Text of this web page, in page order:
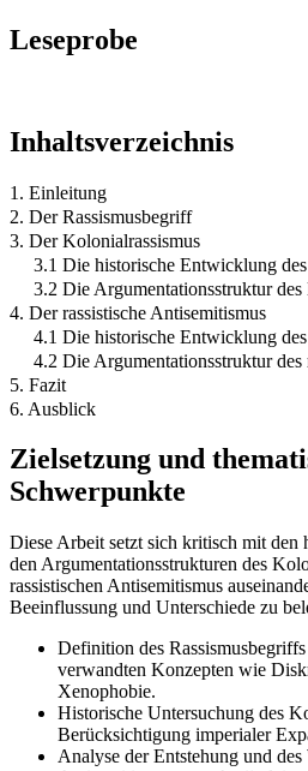
Leseprobe
Inhaltsverzeichnis
1. Einleitung
2. Der Rassismusbegriff
3. Der Kolonialrassismus
3.1 Die historische Entwicklung
3.2 Die Argumentationsstruktur
4. Der rassistische Antisemitismus
4.1 Die historische Entwicklung
4.2 Die Argumentationsstruktur des
5. Fazit
6. Ausblick
Zielsetzung und
Schwerpunkte
Diese Arbeit setzt sich kritisch mit den
den Argumentationsstrukturen des
rassistischen Antisemitismus
Beeinflussung und Unterschiede zu
Definition des
verwandten Konzepten wie
Xenophobie.
Historische Untersuchung des
Berücksichtigung imperialer
Analyse der Entstehung und des